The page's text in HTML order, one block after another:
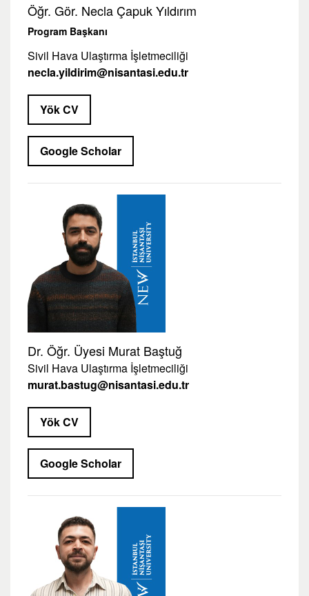
Öğr. Gör. Necla Çapuk Yıldırım
Program Başkanı
Sivil Hava Ulaştırma İşletmeciliği
necla.yildirim@nisantasi.edu.tr
Yök CV
Google Scholar
Dr. Öğr. Üyesi Murat Baştuğ
Sivil Hava Ulaştırma İşletmeciliği
murat.bastug@nisantasi.edu.tr
Yök CV
Google Scholar